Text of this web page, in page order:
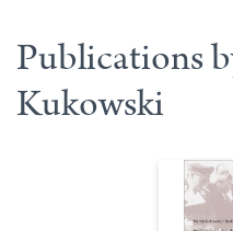
Publications
Kukowski